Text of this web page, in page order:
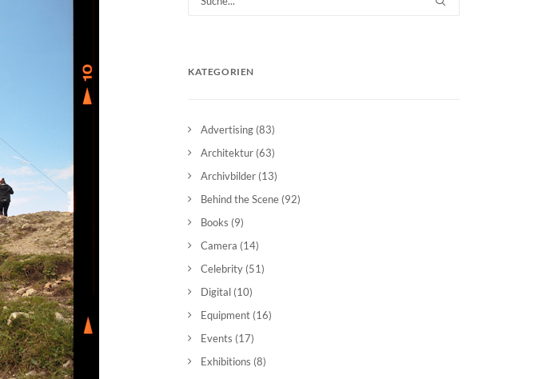
KATEGORIEN
Advertising (83)
Architektur (63)
Archivbilder (13)
Behind the Scene (92)
Books (9)
Camera (14)
Celebrity (51)
Digital (10)
Equipment (16)
Events (17)
Exhibitions (8)